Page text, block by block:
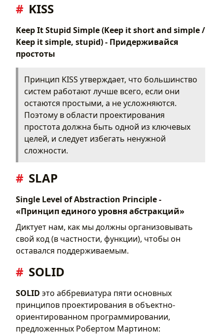
KISS
Keep It Stupid Simple (Keep it short and simple /
Keep it simple, stupid) - Придерживайся
простоты
Принцип KISS утверждает, что большинство
систем работают лучше всего, если они
остаются простыми, а не усложняются.
Поэтому в области проектирования
простота должна быть одной из ключевых
целей, и следует избегать ненужной
сложности.
SLAP
Single Level of Abstraction Principle -
«Принцип единого уровня абстракций»
Диктует нам, как мы должны организовывать
свой код (в частности, функции), чтобы он
оставался поддерживаемым.
SOLID
SOLID это аббревиатура пяти основных
принципов проектирования в объектно-
ориентированном программировании,
предложенных Робертом Мартином: